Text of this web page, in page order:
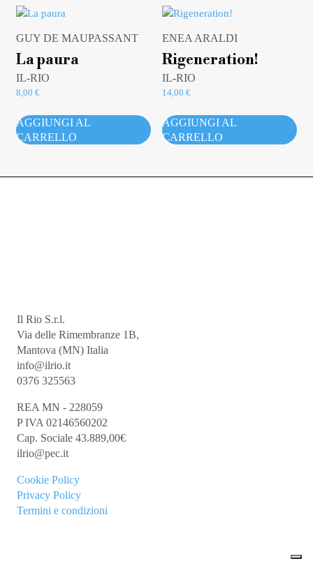
GUY DE MAUPASSANT
La paura
IL-RIO
8,00 €
AGGIUNGI AL
CARRELLO
ENEA ARALDI
Rigeneration!
IL-RIO
14,00€
AGGIUNGI AL
CARRELLO
Il Rio S.r.l.
Via delle Rimembranze 1B,
Mantova (MN) Italia
info@ilrio.it
0376 325563
REA MN - 228059
P IVA 02146560202
Cap. Sociale 43.889,00€
ilrio@pec.it
Cookie Policy
Privacy Policy
Termini e condizioni